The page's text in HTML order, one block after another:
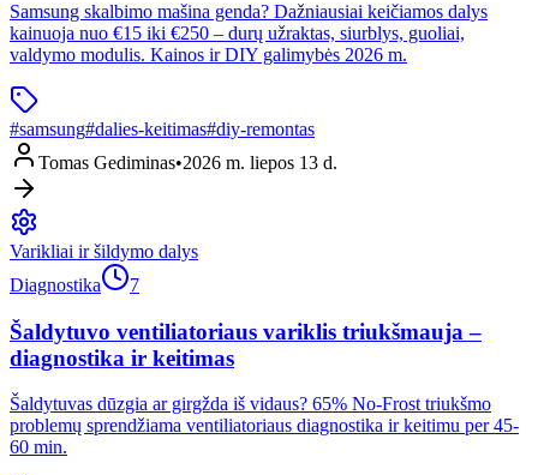
Samsung skalbimo mašina genda? Dažniausiai keičiamos dalys
kainuoja nuo €15 iki €250 – durų užraktas, siurblys, guoliai,
valdymo modulis. Kainos ir DIY galimybės 2026 m.
#samsung#dalies-keitimas#diy-remontas
Tomas Gediminas•2026 m. liepos 13 d.
Varikliai ir šildymo dalys
Diagnostika
7
Šaldytuvo ventiliatoriaus variklis triukšmauja –
diagnostika ir keitimas
Šaldytuvas dūzgia ar girgžda iš vidaus? 65% No-Frost triukšmo
problemų sprendžiama ventiliatoriaus diagnostika ir keitimu per 45-
60 min.